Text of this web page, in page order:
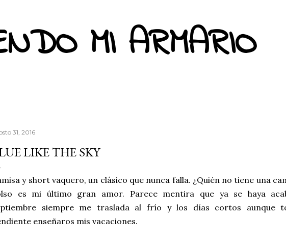
MI ARMARIO
31, 2016
LIKE THE SKY
y short vaquero, un clásico que nunca falla. ¿Quién no tiene una
es mi último gran amor. Parece mentira que ya se haya
siempre me traslada al frío y los días cortos aunque
enseñaros mis vacaciones.